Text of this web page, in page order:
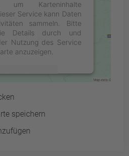
um Karteninhalte
Service kann Daten
sammeln. Bitte
Details durch und
Nutzung des Service
anzuzeigen.
Usercentrics Consent
Platform
speichern